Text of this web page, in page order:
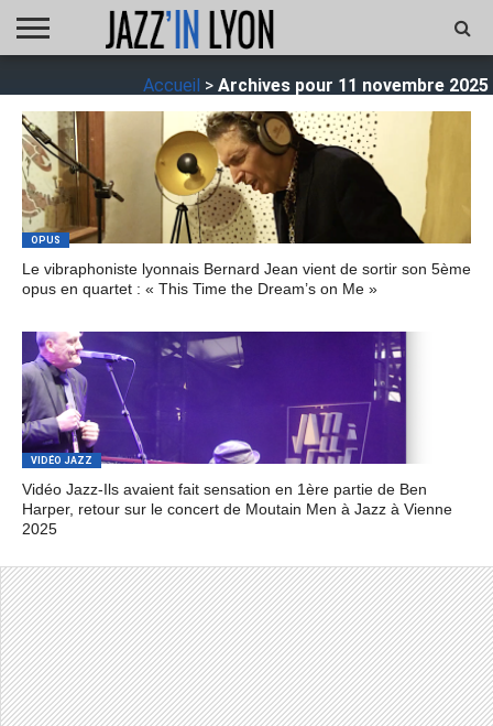
FESTIVAL
VIDÉO
JAZZ
JAZZFOCUS
JAZZAGENDA
JAZZSHOP
ENTRETIEN
OPUS Accueil > Archives pour 11 novembre 2025
OPUS
Le vibraphoniste lyonnais Bernard Jean vient de sortir son 5ème
opus en quartet : « This Time the Dream’s on Me »
VIDÉO JAZZ
Vidéo Jazz-Ils avaient fait sensation en 1ère partie de Ben
Harper, retour sur le concert de Moutain Men à Jazz à Vienne
2025